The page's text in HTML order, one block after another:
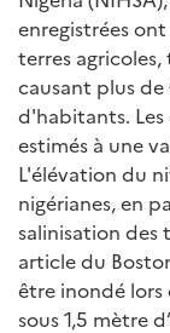
enregistrées
terres
causant plus
d'habitants.
estimés à une
L'élévation du
nigérianes, en
salinisation des
article du
être inondé lors
sous 1,5 mètre